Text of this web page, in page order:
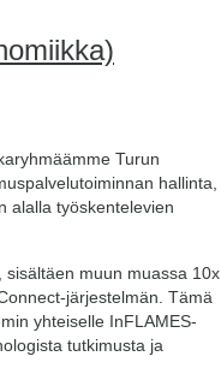
Turun
hallinta,
alalla työskentelevien
sisältäen muun muassa 10x
järjestelmän. Tämä
yhteiselle InFLAMES-
tutkimusta ja